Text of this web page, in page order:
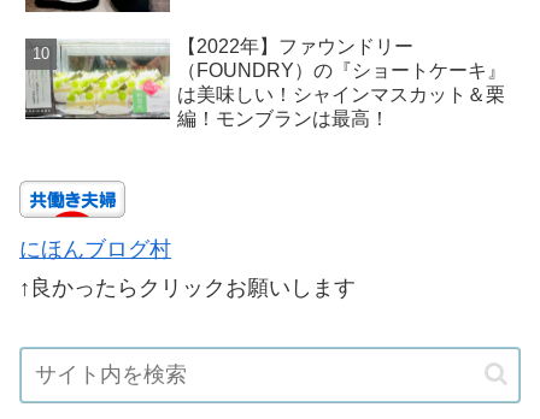
【2022年】ファウンドリー
（FOUNDRY）の『ショートケーキ』
は美味しい！シャインマスカット＆栗
編！モンブランは最高！
にほんブログ村
↑良かったらクリックお願いします